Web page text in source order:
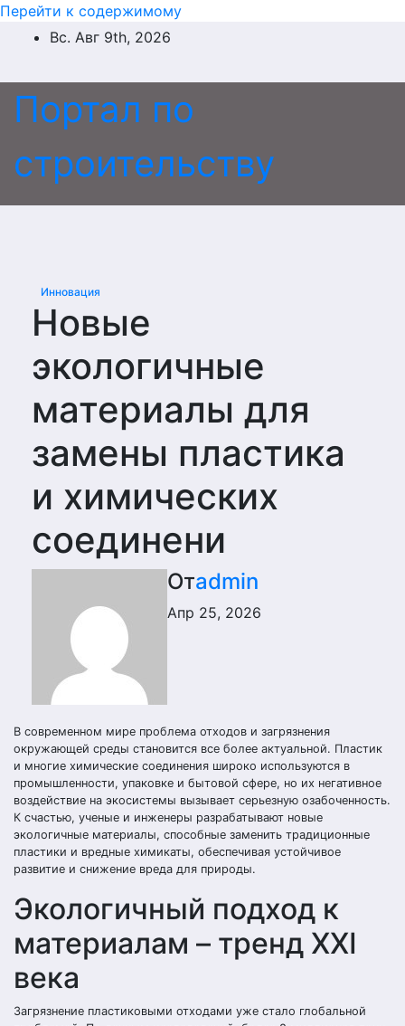
Перейти к содержимому
Вс. Авг 9th, 2026
Портал по
строительству
Инновация
Новые
экологичные
материалы для
замены пластика
и химических
соединени
Отadmin
Апр 25, 2026
В современном мире проблема отходов и загрязнения
окружающей среды становится все более актуальной. Пластик
и многие химические соединения широко используются в
промышленности, упаковке и бытовой сфере, но их негативное
воздействие на экосистемы вызывает серьезную озабоченность.
К счастью, ученые и инженеры разрабатывают новые
экологичные материалы, способные заменить традиционные
пластики и вредные химикаты, обеспечивая устойчивое
развитие и снижение вреда для природы.
Экологичный подход к
материалам – тренд XXI
века
Загрязнение пластиковыми отходами уже стало глобальной